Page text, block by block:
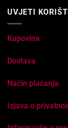
UVJETI
Kupovina
Dostava
Način plaćanja
Izjava o